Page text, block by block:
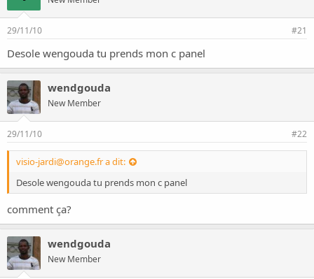
29/11/10 #21
Desole wengouda tu prends mon c panel
wendgouda
New Member
29/11/10 #22
visio-jardi@orange.fra dit:
Desole wengouda tu prends mon c panel
comment ça?
wendgouda
New Member